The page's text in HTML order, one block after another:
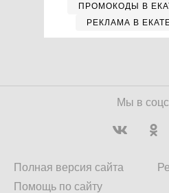
ПРОМОКОДЫ В
РЕКЛАМА В
Мы в
Полная версия сайта
Помощь по сайту